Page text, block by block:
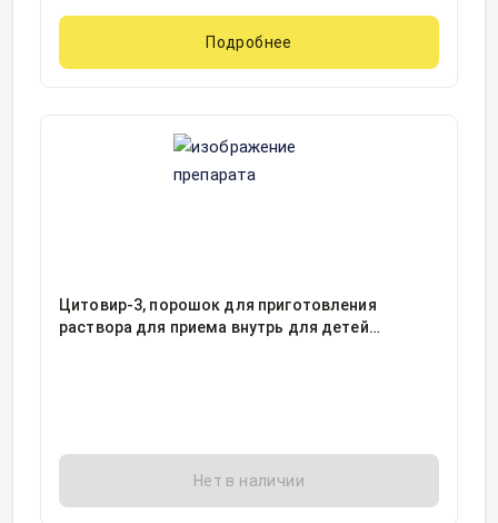
Подробнее
Цитовир-3, порошок для приготовления
раствора для приема внутрь для детей
Нет в наличии